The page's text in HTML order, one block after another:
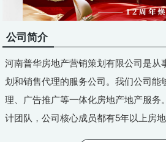
公司简介
河南普华房地产营销策划有限公司是从
划和销售代理的服务公司。我们公司能
理、广告推广等一体化房地产地产服务
计团队，公司核心成员都有5年以上房地